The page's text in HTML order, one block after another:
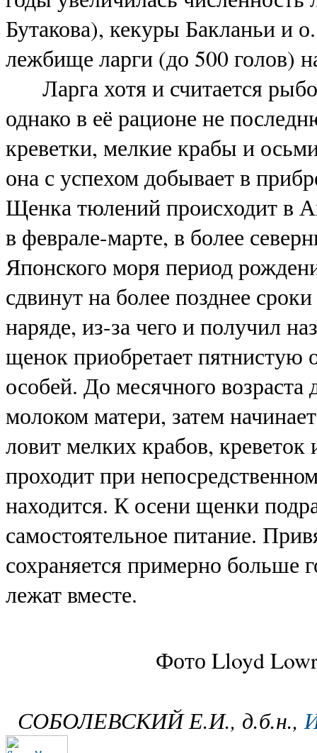
Бутакова), кекуры Бакланьи и
лежбище ларги (до 500 голов)
Ларга хотя и считается
однако в её рационе не
креветки, мелкие крабы и
она с успехом добывает в
Щенка тюлений происходит в
в феврале-марте, в более
Японского моря период
сдвинут на более позднее
наряде, из-за чего и получил
щенок приобретает пятнистую
особей. До месячного
молоком матери, затем
ловит мелких крабов,
проходит при
находится. К осени щенки
самостоятельное питание.
сохраняется примерно больше
лежат вместе.
Фото Lloyd
СОБОЛЕВСКИЙ Е.И., д.б.н.,